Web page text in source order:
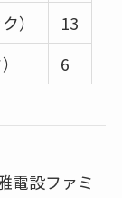
）
13
6
電設ファミ